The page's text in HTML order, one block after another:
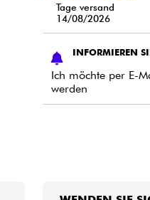
Tage versand
14/08/2026
INFORMIEREN
Ich möchte per E-
werden